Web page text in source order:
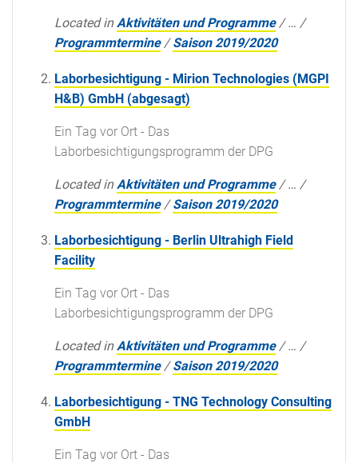
Located in Aktivitäten und Programme /… /
Programmtermine /Saison 2019/2020
Laborbesichtigung - Mirion Technologies (MGPI
H&B) GmbH (abgesagt)
Ein Tag vor Ort - Das
Laborbesichtigungsprogramm der DPG
Located in Aktivitäten und Programme /… /
Programmtermine /Saison 2019/2020
Laborbesichtigung - Berlin Ultrahigh Field
Facility
Ein Tag vor Ort - Das
Laborbesichtigungsprogramm der DPG
Located in Aktivitäten und Programme /… /
Programmtermine /Saison 2019/2020
Laborbesichtigung - TNG Technology Consulting
GmbH
Ein Tag vor Ort - Das